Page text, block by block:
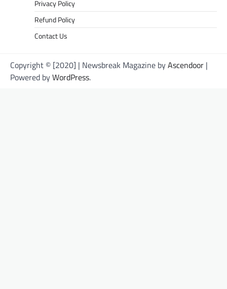
Privacy Policy
Refund Policy
Contact Us
Copyright © [2020] | Newsbreak Magazine byAscendoor |
Powered byWordPress.